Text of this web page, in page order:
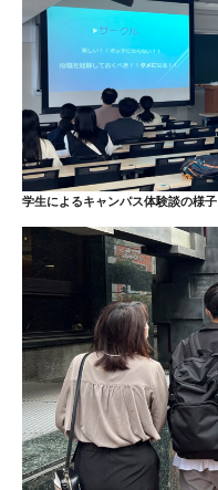
学生によるキャンパス体験談の様子